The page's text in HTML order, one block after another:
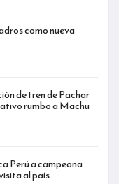
como nueva
de tren de Pachar
rumbo a Machu
Perú a campeona
al país